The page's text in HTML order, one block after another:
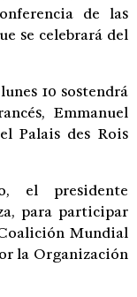
de las
se celebrará del
10 sostendrá
Emmanuel
Palais des Rois
el presidente
para participar
Mundial
la Organización